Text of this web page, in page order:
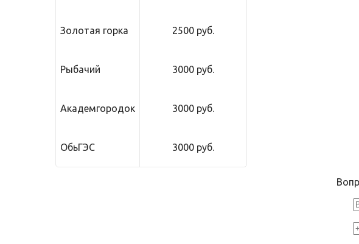
Золотая горка 2500 руб.
Рыбачий 3000 руб.
Академгородок 3000 руб.
ОбьГЭС 3000 руб.